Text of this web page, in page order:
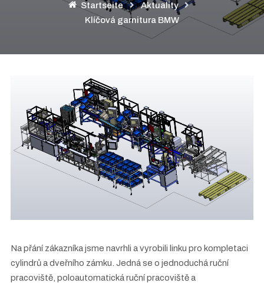
Startseite
Aktuality
Klíčová garnitura BMW
Na přání zákazníka jsme navrhli a vyrobili linku pro kompletaci
cylindrů a dveřního zámku. Jedná se o jednoduchá ruční
pracoviště, poloautomatická ruční pracoviště a